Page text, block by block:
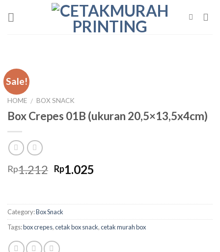
Sale!
HOME / BOX SNACK
Box Crepes 01B (ukuran 20,5×13,5x4cm)
Rp1.212 Original
Rp1.212.
Rp1.025
Rp1.025.
Category:Box Snack
Tags:box crepes,cetak box snack,cetak murah box